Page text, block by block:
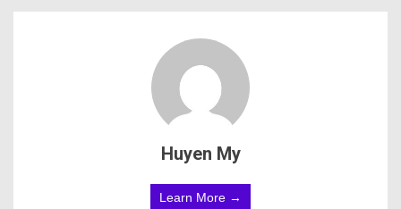
Huyen My
Learn More →